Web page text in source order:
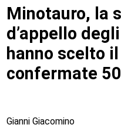
Minotauro, la
d’appello
hanno scelto
confermate
Gianni Giacomino